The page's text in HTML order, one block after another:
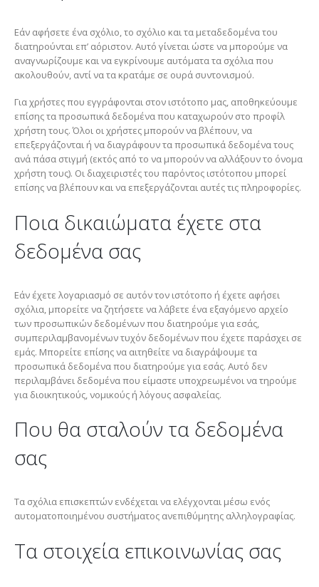
Εάν αφήσετε ένα σχόλιο, το σχόλιο και τα μεταδεδομένα του
διατηρούνται επ’ αόριστον. Αυτό γίνεται ώστε να μπορούμε να
αναγνωρίζουμε και να εγκρίνουμε αυτόματα τα σχόλια που
ακολουθούν, αντί να τα κρατάμε σε ουρά συντονισμού.
Για χρήστες που εγγράφονται στον ιστότοπο μας, αποθηκεύουμε
επίσης τα προσωπικά δεδομένα που καταχωρούν στο προφίλ
χρήστη τους. Όλοι οι χρήστες μπορούν να βλέπουν, να
επεξεργάζονται ή να διαγράφουν τα προσωπικά δεδομένα τους
ανά πάσα στιγμή (εκτός από το να μπορούν να αλλάξουν το όνομα
χρήστη τους). Οι διαχειριστές του παρόντος ιστότοπου μπορεί
επίσης να βλέπουν και να επεξεργάζονται αυτές τις πληροφορίες.
Ποια δικαιώματα έχετε στα
δεδομένα σας
Εάν έχετε λογαριασμό σε αυτόν τον ιστότοπο ή έχετε αφήσει
σχόλια, μπορείτε να ζητήσετε να λάβετε ένα εξαγόμενο αρχείο
των προσωπικών δεδομένων που διατηρούμε για εσάς,
συμπεριλαμβανομένων τυχόν δεδομένων που έχετε παράσχει σε
εμάς. Μπορείτε επίσης να αιτηθείτε να διαγράψουμε τα
προσωπικά δεδομένα που διατηρούμε για εσάς. Αυτό δεν
περιλαμβάνει δεδομένα που είμαστε υποχρεωμένοι να τηρούμε
για διοικητικούς, νομικούς ή λόγους ασφαλείας.
Που θα σταλούν τα δεδομένα
σας
Τα σχόλια επισκεπτών ενδέχεται να ελέγχονται μέσω ενός
αυτοματοποιημένου συστήματος ανεπιθύμητης αλληλογραφίας.
Τα στοιχεία επικοινωνίας σας